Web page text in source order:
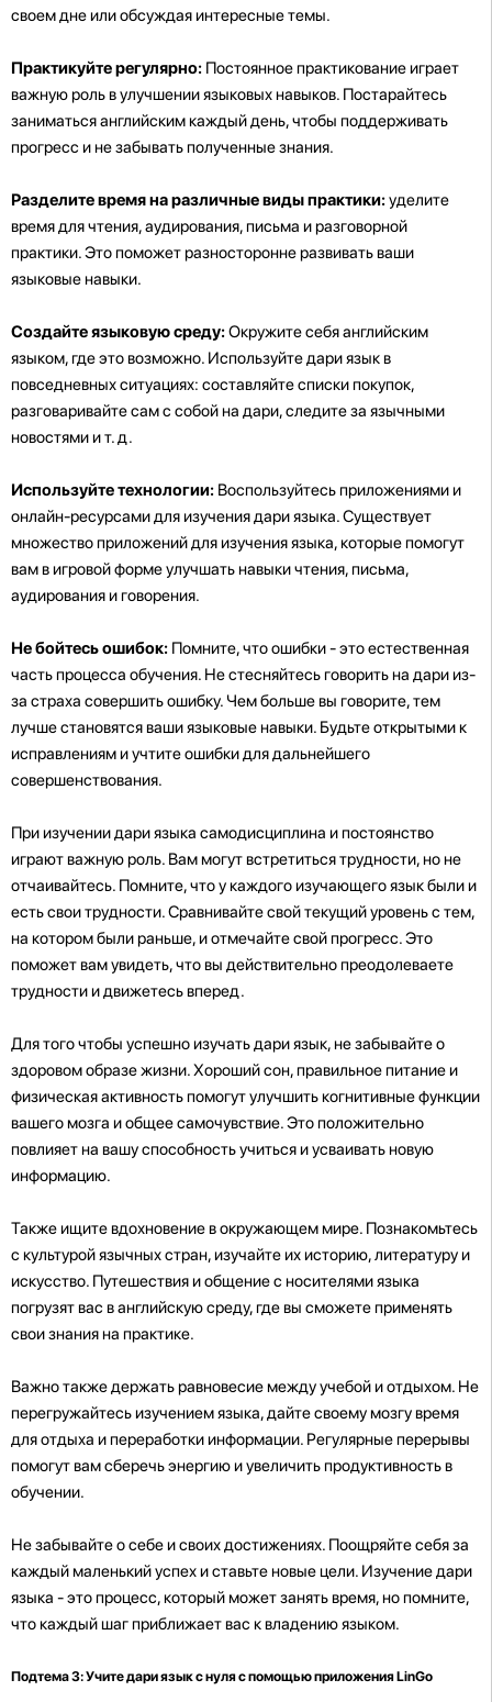
своем дне или обсуждая интересные темы.
Практикуйте регулярно: Постоянное практикование играет
важную роль в улучшении языковых навыков. Постарайтесь
заниматься английским каждый день, чтобы поддерживать
прогресс и не забывать полученные знания.
Разделите время на различные виды практики:уделите
время для чтения, аудирования, письма и разговорной
практики. Это поможет разносторонне развивать ваши
языковые навыки.
Создайте языковую среду:Окружите себя английским
языком, где это возможно. Используйте дари язык в
повседневных ситуациях: составляйте списки покупок,
разговаривайте сам с собой на дари, следите за язычными
новостями и т. д.
Используйте технологии: Воспользуйтесь приложениями и
онлайн-ресурсами для изучения дари языка. Существует
множество приложений для изучения языка, которые помогут
вам в игровой форме улучшать навыки чтения, письма,
аудирования и говорения.
Не бойтесь ошибок: Помните, что ошибки - это естественная
часть процесса обучения. Не стесняйтесь говорить на дари из-
за страха совершить ошибку. Чем больше вы говорите, тем
лучше становятся ваши языковые навыки. Будьте открытыми к
исправлениям и учтите ошибки для дальнейшего
совершенствования.
При изучении дари языка самодисциплина и постоянство
играют важную роль. Вам могут встретиться трудности, но не
отчаивайтесь. Помните, что у каждого изучающего язык были и
есть свои трудности. Сравнивайте свой текущий уровень с тем,
на котором были раньше, и отмечайте свой прогресс. Это
поможет вам увидеть, что вы действительно преодолеваете
трудности и движетесь вперед.
Для того чтобы успешно изучать дари язык, не забывайте о
здоровом образе жизни. Хороший сон, правильное питание и
физическая активность помогут улучшить когнитивные функции
вашего мозга и общее самочувствие. Это положительно
повлияет на вашу способность учиться и усваивать новую
информацию.
Также ищите вдохновение в окружающем мире. Познакомьтесь
с культурой язычных стран, изучайте их историю, литературу и
искусство. Путешествия и общение с носителями языка
погрузят вас в английскую среду, где вы сможете применять
свои знания на практике.
Важно также держать равновесие между учебой и отдыхом. Не
перегружайтесь изучением языка, дайте своему мозгу время
для отдыха и переработки информации. Регулярные перерывы
помогут вам сберечь энергию и увеличить продуктивность в
обучении.
Не забывайте о себе и своих достижениях. Поощряйте себя за
каждый маленький успех и ставьте новые цели. Изучение дари
языка - это процесс, который может занять время, но помните,
что каждый шаг приближает вас к владению языком.
Подтема 3: Учите дари язык с нуля с помощью приложения LinGo